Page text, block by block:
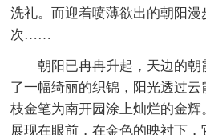
洗礼。而迎着喷薄欲出的朝阳漫
次……
朝阳已冉冉升起，天边的
了一幅绮丽的织锦，阳光透过
枝金笔为南开园涂上灿烂的金
展现在眼前，在金色的映衬下，